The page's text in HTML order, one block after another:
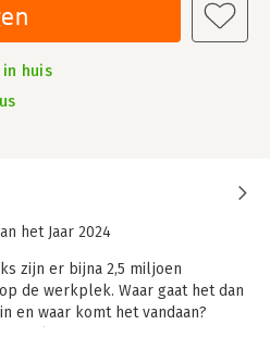
in huis
het Jaar 2024
zijn er bijna 2,5 miljoen
de werkplek. Waar gaat het dan
en waar komt het vandaan?